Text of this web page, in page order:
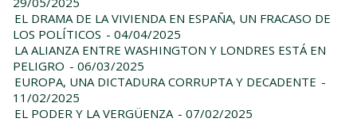
EL DRAMA DE LA VIVIENDA EN ESPAÑA, UN FRACASO DE
LOS POLÍTICOS - 04/04/2025
LA ALIANZA ENTRE WASHINGTON Y LONDRES ESTÁ EN
PELIGRO - 06/03/2025
EUROPA, UNA DICTADURA CORRUPTA Y DECADENTE -
11/02/2025
EL PODER Y LA VERGÜENZA - 07/02/2025